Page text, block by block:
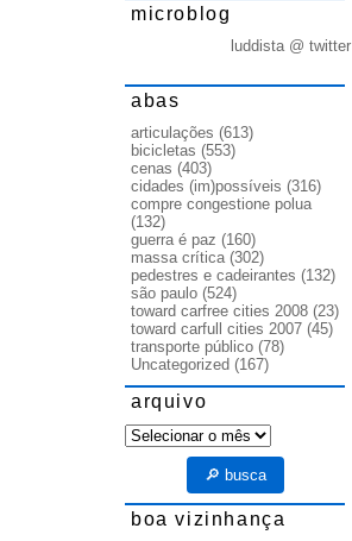
microblog
luddista @ twitter
abas
articulações (613)
bicicletas (553)
cenas (403)
cidades (im)possíveis (316)
compre congestione polua
(132)
guerra é paz (160)
massa crítica(302)
pedestres e cadeirantes (132)
são paulo (524)
toward carfree cities 2008 (23)
toward carfull cities 2007 (45)
transporte público (78)
Uncategorized (167)
arquivo
arquivo
🔎 busca
boa vizinhança